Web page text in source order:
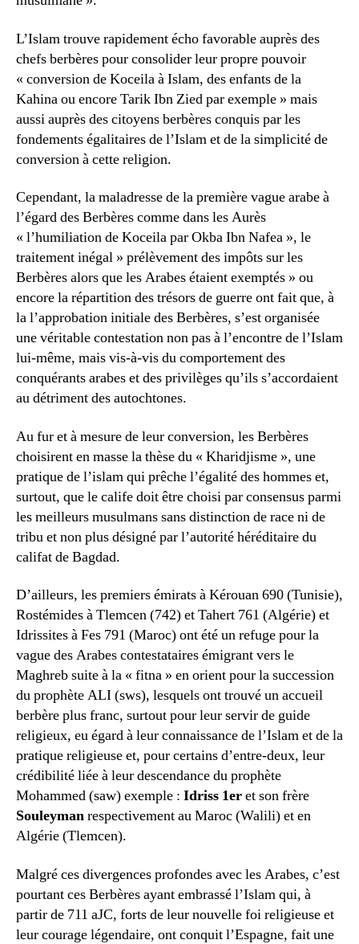
L’Islam trouve rapidement écho favorable auprès des
chefs berbères pour consolider leur propre pouvoir
« conversion de Koceila à Islam, des enfants de la
Kahina ou encore Tarik Ibn Zied par exemple » mais
aussi auprès des citoyens berbères conquis par les
fondements égalitaires de l’Islam et de la simplicité de
conversion à cette religion.
Cependant, la maladresse de la première vague arabe à
l’égard des Berbères comme dans les Aurès
« l’humiliation de Koceila par Okba Ibn Nafea », le
traitement inégal » prélèvement des impôts sur les
Berbères alors que les Arabes étaient exemptés » ou
encore la répartition des trésors de guerre ont fait que, à
la l’approbation initiale des Berbères, s’est organisée
une véritable contestation non pas à l’encontre de l’Islam
lui-même, mais vis-à-vis du comportement des
conquérants arabes et des privilèges qu’ils s’accordaient
au détriment des autochtones.
Au fur et à mesure de leur conversion, les Berbères
choisirent en masse la thèse du « Kharidjisme », une
pratique de l’islam qui prêche l’égalité des hommes et,
surtout, que le calife doit être choisi par consensus parmi
les meilleurs musulmans sans distinction de race ni de
tribu et non plus désigné par l’autorité héréditaire du
califat de Bagdad.
D’ailleurs, les premiers émirats à Kérouan 690 (Tunisie),
Rostémides à Tlemcen (742) et Tahert 761 (Algérie) et
Idrissites à Fes 791 (Maroc) ont été un refuge pour la
vague des Arabes contestataires émigrant vers le
Maghreb suite à la « fitna » en orient pour la succession
du prophète ALI (sws), lesquels ont trouvé un accueil
berbère plus franc, surtout pour leur servir de guide
religieux, eu égard à leur connaissance de l’Islam et de la
pratique religieuse et, pour certains d’entre-deux, leur
crédibilité liée à leur descendance du prophète
Mohammed (saw) exemple : Idriss 1eret son frère
Souleymanrespectivement au Maroc (Walili) et en
Algérie (Tlemcen).
Malgré ces divergences profondes avec les Arabes, c’est
pourtant ces Berbères ayant embrassé l’Islam qui, à
partir de 711 aJC, forts de leur nouvelle foi religieuse et
leur courage légendaire, ont conquit l’Espagne, fait une